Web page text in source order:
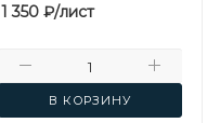
1 350₽/лист
В КОРЗИНУ